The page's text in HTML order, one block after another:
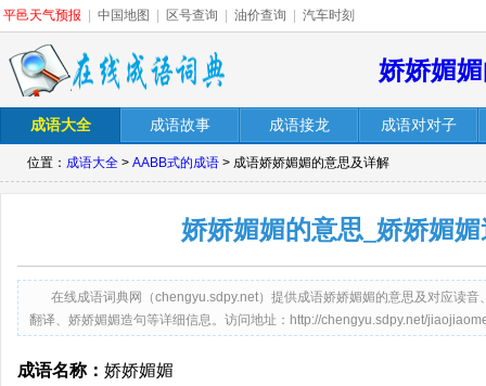
平邑天气预报 中国地图 区号查询 油价查询 汽车时刻
娇娇媚
成语大全 成语故事 成语接龙 成语对对子
位置： 成语大全 > AABB式的成语 > 成语娇娇媚媚的意思及详解
娇娇媚媚的意思_娇娇媚
在线成语词典网（chengyu.sdpy.net）提供成语娇娇媚媚的意思及对应读
翻译、娇娇媚媚造句等详细信息。访问地址：http://chengyu.sdpy.net/
成语名称： 娇娇媚媚